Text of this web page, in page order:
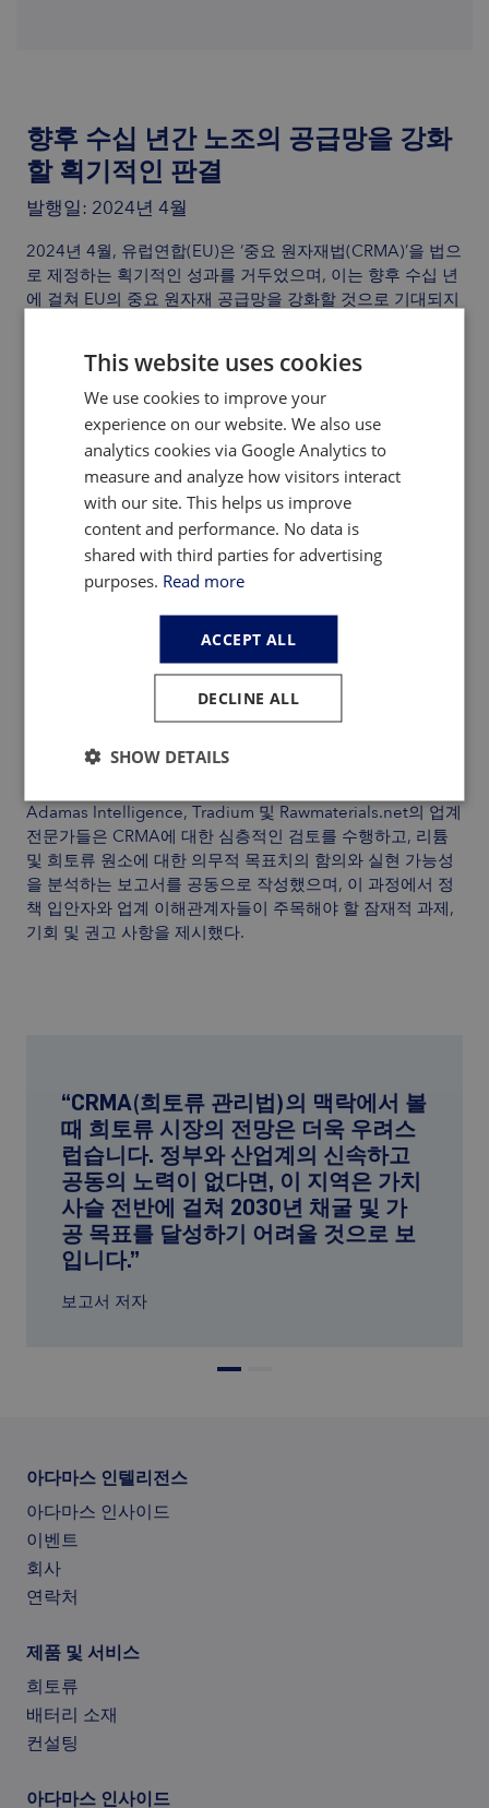
향후 수십 년간 노조의 공급망을 강화
할 획기적인 판결
발행일: 2024년 4월
2024년 4월, 유럽연합(EU)은 ‘중요 원자재법(CRMA)’을 법으
로 제정하는 획기적인 성과를 거두었으며, 이는 향후 수십 년
에 걸쳐 EU의 중요 원자재 공급망을 강화할 것으로 기대되지
전략적 원자재(전략적 기술에 있어 “핵심적”으로 간주되는
중요 원자재의 하위 범주)의 경우, CRMA는 2030년까지 EU
연간 소비량의 10%를 국내에서 채굴하고, 40%를 국내에서
가공하며, 모든 가공 폐기물 및 수명 종료 스크랩의 25%를
국내에서 재활용하도록 의무화하고 있습니다. 또한, EU는 단
일 국가로부터 특정 전략적 원자재(SRM)의 65% 이상을 조달
할 수 없습니다.
CRMA가 전략적 원자재 전반에 적용되기는 하지만, 해당 법
안을 자세히 살펴보면 네오디뮴, 프라세오디뮴, 디스프로슘,
테르븀과 같은 희토류 영구자석 제조에 사용되는 원자재와
배터리 생산에 쓰이는 배터리용 리튬에 지나치게 집중되어
있음을 알 수 있다.
Adamas Intelligence, Tradium 및 Rawmaterials.net의 업계
전문가들은 CRMA에 대한 심층적인 검토를 수행하고, 리튬
및 희토류 원소에 대한 의무적 목표치의 함의와 실현 가능성
을 분석하는 보고서를 공동으로 작성했으며, 이 과정에서 정
책 입안자와 업계 이해관계자들이 주목해야 할 잠재적 과제,
기회 및 권고 사항을 제시했다.
“CRMA(희토류 관리법)의 맥락에서 볼
때 희토류 시장의 전망은 더욱 우려스
럽습니다. 정부와 산업계의 신속하고
공동의 노력이 없다면, 이 지역은 가치
사슬 전반에 걸쳐 2030년 채굴 및 가
공 목표를 달성하기 어려울 것으로 보
입니다.”
보고서 저자
아다마스 인텔리전스
아다마스 인사이드
이벤트
회사
연락처
제품 및 서비스
희토류
배터리 소재
컨설팅
아다마스 인사이드
This website uses cookies
We use cookies to improve your
experience on our website. We also use
analytics cookies via Google Analytics to
measure and analyze how visitors interact
with our site. This helps us improve
content and performance. No data is
shared with third parties for advertising
purposes. Read more
ACCEPT ALL
DECLINE ALL
SHOW DETAILS